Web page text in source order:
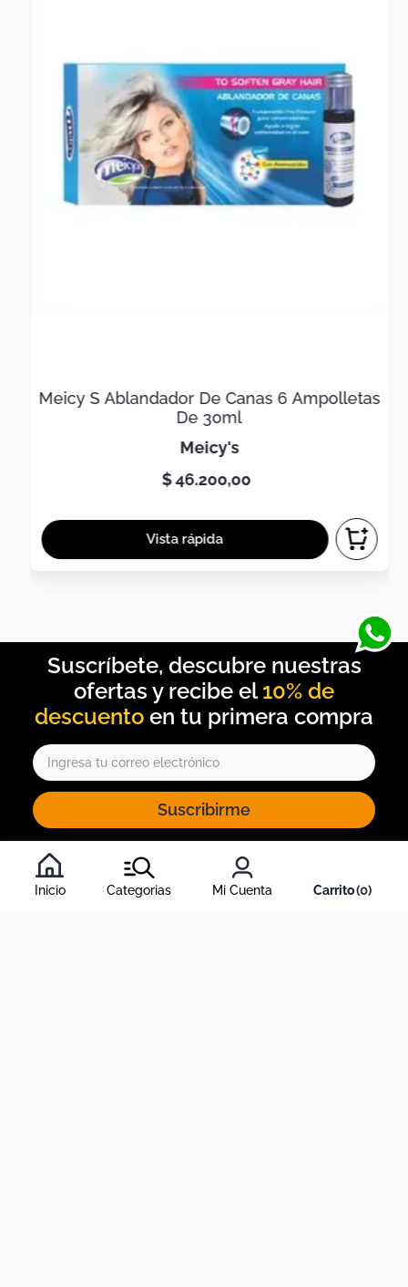
Inicio Categorias Mi Cuenta 0
Meicy S Ablandador De Canas 6 Ampolletas
De 30ml
meicy's
$46.200,00
10% de
descuento
Suscribirme
Al inscribirte al newsletter, aceptas nuestros
condiciones
, y nuestrapolítica de tratamiento de información